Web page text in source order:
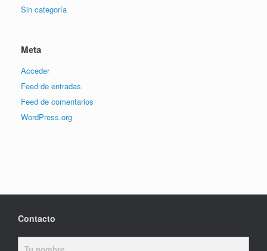
Sin categoría
Meta
Acceder
Feed de entradas
Feed de comentarios
WordPress.org
Contacto
Tu nombre